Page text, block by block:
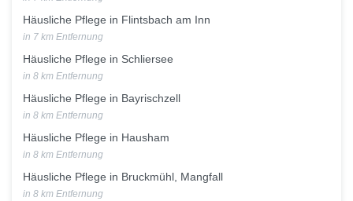
Häusliche Pflege in Flintsbach am Inn
in 7 km Entfernung
Häusliche Pflege in Schliersee
in 8 km Entfernung
Häusliche Pflege in Bayrischzell
in 8 km Entfernung
Häusliche Pflege in Hausham
in 8 km Entfernung
Häusliche Pflege in Bruckmühl, Mangfall
in 8 km Entfernung